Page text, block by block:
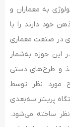
به معماران و
خود دارند را با
در صنعت معماری
این حوزه به‌شمار
و طرح‌های دستی
مورد نظر توسط
پرینتر سه‌بعدی
ساخته می‌شود.